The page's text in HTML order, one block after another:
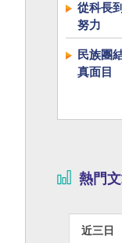
從科長
努力
民族團
真面目
熱門
近三日